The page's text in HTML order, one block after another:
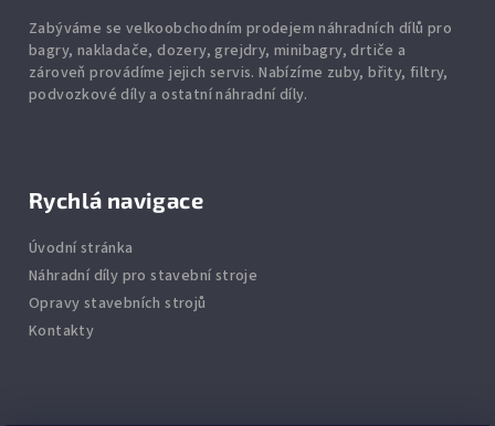
Zabýváme se velkoobchodním prodejem náhradních dílů pro
bagry, nakladače, dozery, grejdry, minibagry, drtiče a
zároveň provádíme jejich servis. Nabízíme zuby,břity,filtry,
podvozkové díly a ostatní náhradní díly.
Rychlá navigace
Úvodní stránka
Náhradní díly pro stavební stroje
Opravy stavebních strojů
Kontakty